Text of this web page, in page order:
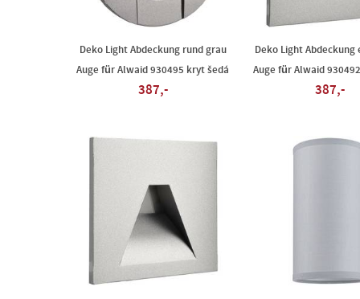
Deko Light Abdeckung rund grau
Auge für Alwaid 930495 kryt šedá
387,-
Deko Light Abdeckung
Auge für Alwaid
387,-